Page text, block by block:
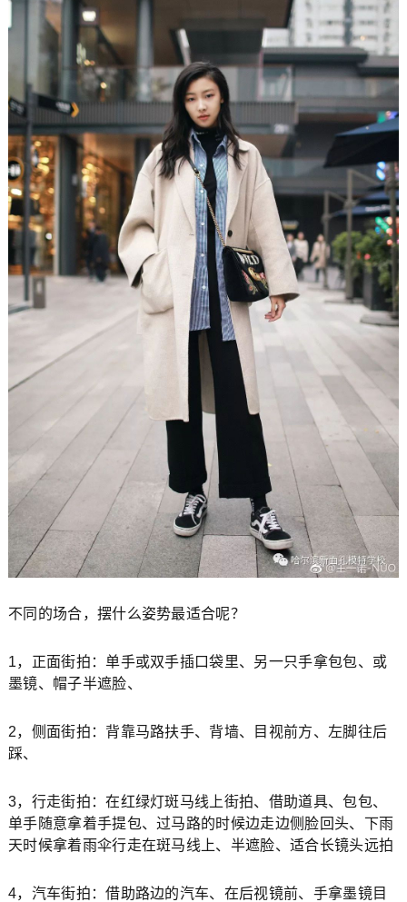
不同的场合，摆什么姿势最适合呢？
1，正面街拍：单手或双手插口袋里、另一只手拿包包、或
墨镜、帽子半遮脸、
2，侧面街拍：背靠马路扶手、背墙、目视前方、左脚往后
踩、
3，行走街拍：在红绿灯斑马线上街拍、借助道具、包包、
单手随意拿着手提包、过马路的时候边走边侧脸回头、下雨
天时候拿着雨伞行走在斑马线上、半遮脸、适合长镜头远拍
4，汽车街拍：借助路边的汽车、在后视镜前、手拿墨镜目